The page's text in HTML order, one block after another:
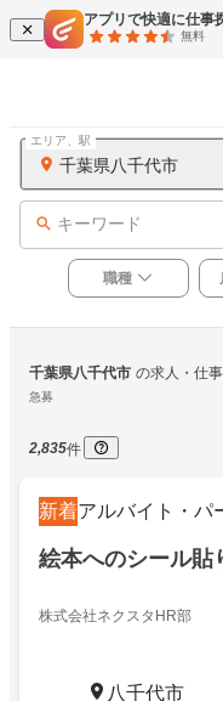
アプリで快適に仕事
無料
千葉県八千代市
エリア、駅
キーワード
職種
千葉県八千代市 の求人・仕
急募
2,835件
新着アルバイト・パ
絵本へのシール貼
株式会社ネクスタHR部
八千代市